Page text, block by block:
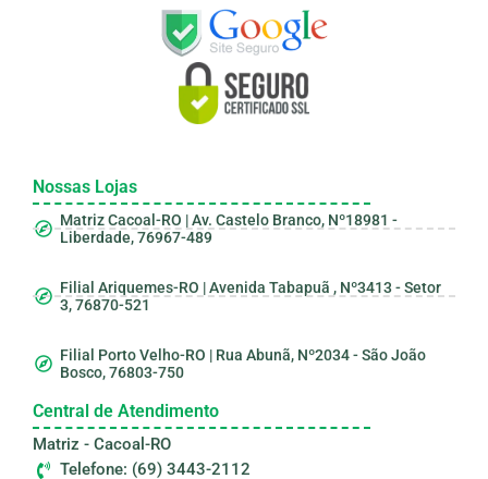
Nossas Lojas
Matriz Cacoal-RO | Av. Castelo Branco, Nº18981 -
Liberdade, 76967-489
Filial Ariquemes-RO | Avenida Tabapuã , Nº3413 - Setor
3, 76870-521
Filial Porto Velho-RO | Rua Abunã, Nº2034 - São João
Bosco, 76803-750
Central de Atendimento
Matriz - Cacoal-RO
Telefone: (69) 3443-2112